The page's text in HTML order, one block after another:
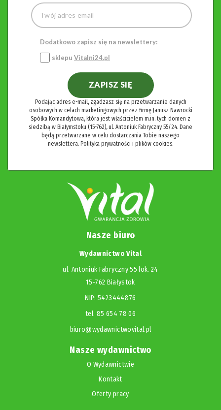
Dodatkowo zapisz się na newslettery:
sklepu Vitalni24.pl
ZAPISZ SIĘ
Podając adres e-mail, zgadzasz się na przetwarzanie danych
osobowych w celach marketingowych przez firmę Janusz Nawrocki
Spółka Komandytowa, która jest właścicielem m.in. tych domen z
siedzibą w Białymstoku (15-762), ul. Antoniuk Fabryczny 55/24. Dane
będą przetwarzane w celu dostarczania Tobie naszego
newslettera. Polityka prywatności i plików cookies.
Nasze biuro
Wydawnictwo Vital
ul. Antoniuk Fabryczny 55 lok. 24
15-762 Białystok
NIP: 5423444876
tel. 85 654 78 06
biuro@wydawnictwovital.pl
Nasze wydawnictwo
O Wydawnictwie
Kontakt
Oferty pracy